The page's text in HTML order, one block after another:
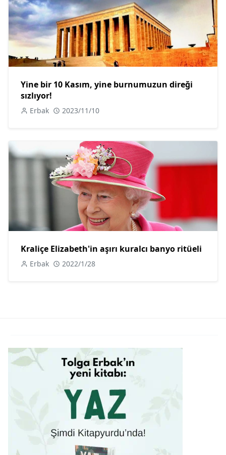
Yine bir 10 Kasım, yine burnumuzun direği
sızlıyor!
Erbak 2023/11/10
Kraliçe Elizabeth'in aşırı kuralcı banyo ritüeli
Erbak 2022/1/28